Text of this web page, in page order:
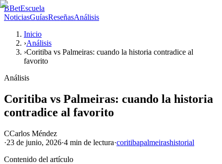
BBetEscuela
NoticiasGuíasReseñasAnálisis
Inicio
›Análisis
›Coritiba vs Palmeiras: cuando la historia contradice al
favorito
Análisis
Coritiba vs Palmeiras: cuando la historia
contradice al favorito
CCarlos Méndez
·23 de junio, 2026·4 min de lectura·coritibapalmeirashistorial
Contenido del artículo